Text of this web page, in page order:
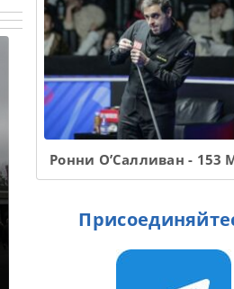
Ронни О’Салливан - 153